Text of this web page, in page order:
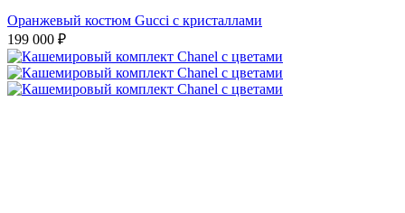
Оранжевый костюм Gucci с кристаллами
199 000 ₽